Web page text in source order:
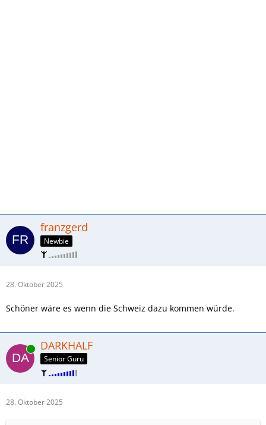
franzgerd
Newbie
28. Oktober 2025
Schöner wäre es wenn die Schweiz dazu kommen würde.
Online DARKHALF
Senior Guru
28. Oktober 2025